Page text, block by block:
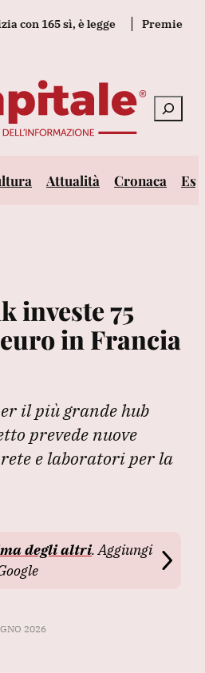
165 sì, è legge Premier
Cerca
Attualità Cronaca
investe 75
in Francia
il più grande hub
prevede nuove
e laboratori per la
degli altri. Aggiungi
2026